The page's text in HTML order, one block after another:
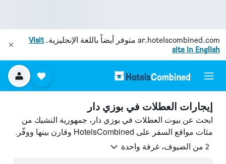
ar.hotelscombined.com متوفر أيضاً باللغة الإنجليزية.Visit
site in English
إيجارات العطلات في بوزي دار
ابحث عن بيوت العطلات في بوزي دار، جمهورية التشيك من
مئات مواقع السفر على HotelsCombined وقارن بينها ووفّر.
2 من الضيوف، غرفة واحدة